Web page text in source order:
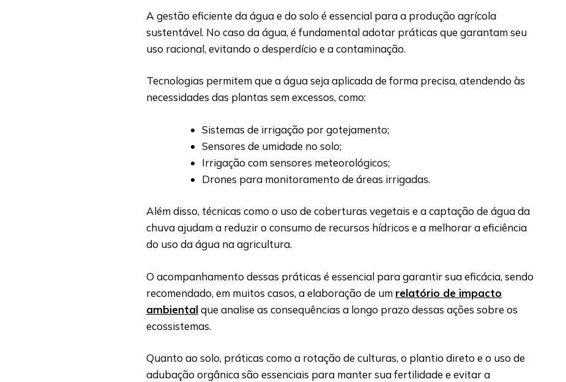
A gestão eficiente da água e do solo é essencial para a produção agrícola
sustentável. No caso da água, é fundamental adotar práticas que garantam seu
uso racional, evitando o desperdício e a contaminação.
Tecnologias permitem que a água seja aplicada de forma precisa, atendendo às
necessidades das plantas sem excessos, como:
Sistemas de irrigação por gotejamento;
Sensores de umidade no solo;
Irrigação com sensores meteorológicos;
Drones para monitoramento de áreas irrigadas.
Além disso, técnicas como o uso de coberturas vegetais e a captação de água da
chuva ajudam a reduzir o consumo de recursos hídricos e a melhorar a eficiência
do uso da água na agricultura.
O acompanhamento dessas práticas é essencial para garantir sua eficácia, sendo
recomendado, em muitos casos, a elaboração de um relatório de impacto
ambientalque analise as consequências a longo prazo dessas ações sobre os
ecossistemas.
Quanto ao solo, práticas como a rotação de culturas, o plantio direto e o uso de
adubação orgânica são essenciais para manter sua fertilidade e evitar a